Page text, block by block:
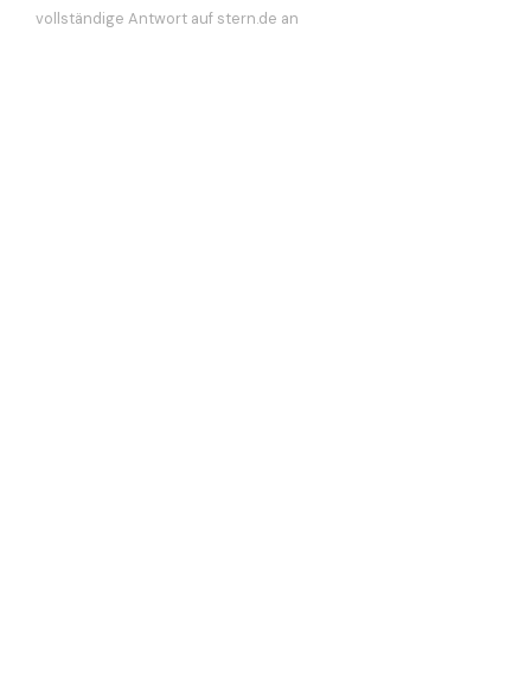
vollständige Antwort auf stern.de an